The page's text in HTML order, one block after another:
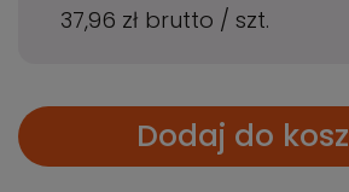
37,96 zł brutto / szt.
Dodaj do